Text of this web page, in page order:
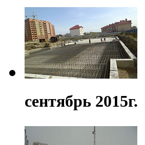
сентябрь 2015г.